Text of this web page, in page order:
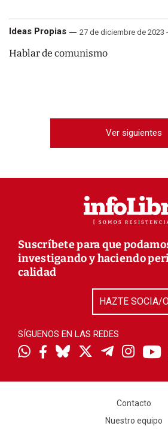
Ideas Propias 27 de diciembre de 2023
Hablar de comunismo
Ver siguientes
Suscríbete para que
investigando y haciendo
calidad
HAZTE SOCIA/
SÍGUENOS EN LAS REDES
Contacto
Nuestro equipo